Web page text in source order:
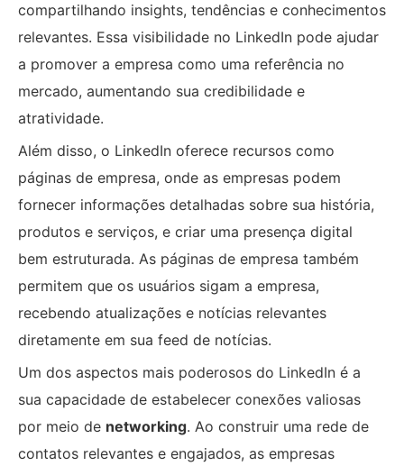
compartilhando insights, tendências e conhecimentos
relevantes. Essa visibilidade no LinkedIn pode ajudar
a promover a empresa como uma referência no
mercado, aumentando sua credibilidade e
atratividade.
Além disso, o LinkedIn oferece recursos como
páginas de empresa, onde as empresas podem
fornecer informações detalhadas sobre sua história,
produtos e serviços, e criar uma presença digital
bem estruturada. As páginas de empresa também
permitem que os usuários sigam a empresa,
recebendo atualizações e notícias relevantes
diretamente em sua feed de notícias.
Um dos aspectos mais poderosos do LinkedIn é a
sua capacidade de estabelecer conexões valiosas
por meio de networking. Ao construir uma rede de
contatos relevantes e engajados, as empresas